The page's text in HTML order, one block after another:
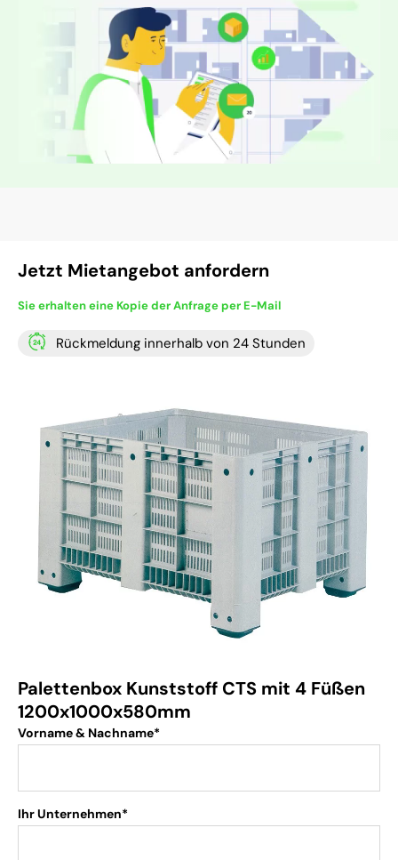
Jetzt Mietangebot anfordern
Sie erhalten eine Kopie der Anfrage per E-Mail
Rückmeldung innerhalb von 24 Stunden
Palettenbox Kunststoff CTS mit 4 Füßen
1200x1000x580mm
Vorname & Nachname*
Ihr Unternehmen*